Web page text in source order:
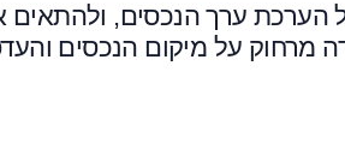
הערכת ערך הנכסים, ולהתאים
על מיקום הנכסים